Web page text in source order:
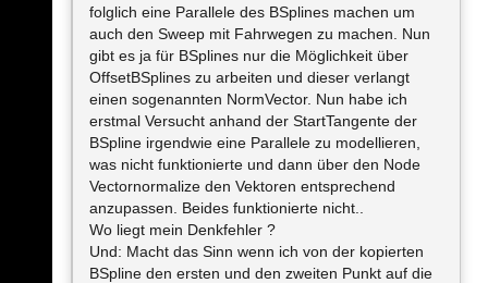
folglich eine Parallele des BSplines machen um
auch den Sweep mit Fahrwegen zu machen. Nun
gibt es ja für BSplines nur die Möglichkeit über
OffsetBSplines zu arbeiten und dieser verlangt
einen sogenannten NormVector. Nun habe ich
erstmal Versucht anhand der StartTangente der
BSpline irgendwie eine Parallele zu modellieren,
was nicht funktionierte und dann über den Node
Vectornormalize den Vektoren entsprechend
anzupassen. Beides funktionierte nicht..
Wo liegt mein Denkfehler ?
Und: Macht das Sinn wenn ich von der kopierten
BSpline den ersten und den zweiten Punkt auf die